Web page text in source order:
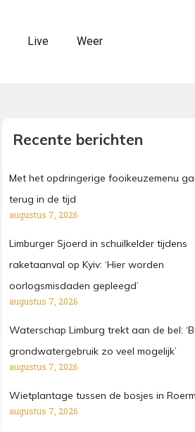
Live Weer
Recente berichten
Met het opdringerige fooikeuzemenu
terug in de tijd
augustus 7, 2026
Limburger Sjoerd in schuilkelder tijdens
raketaanval op Kyiv: ‘Hier worden
oorlogsmisdaden gepleegd’
augustus 7, 2026
Waterschap Limburg trekt aan de bel:
grondwatergebruik zo veel mogelijk’
augustus 7, 2026
Wietplantage tussen de bosjes in
augustus 7, 2026